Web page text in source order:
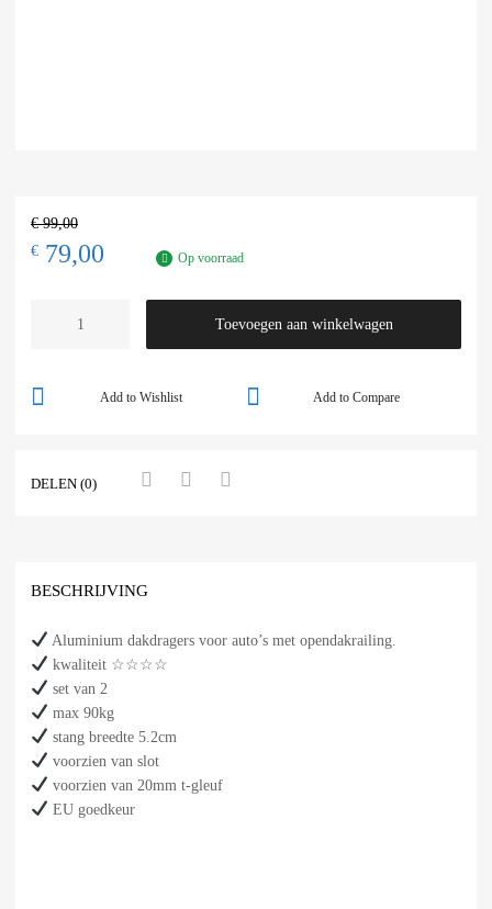
€99,00
€ 79,00 Op voorraad
Toevoegen aan winkelwagen
Add to Compare
Add to Wishlist
DELEN (0)
BESCHRIJVING
Aluminium dakdragers voor auto’s met opendakrailing.
kwaliteit ☆☆☆☆
set van 2
max 90kg
stang breedte 5.2cm
voorzien van slot
voorzien van 20mm t-gleuf
EU goedkeur